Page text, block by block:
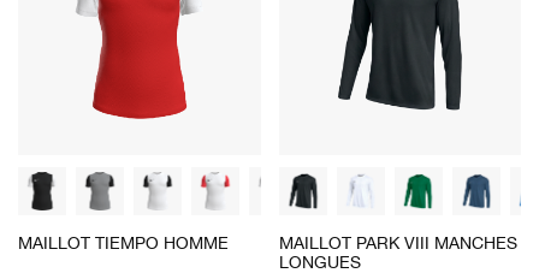
MAILLOT TIEMPO HOMME
MAILLOT PARK VIII MANCHES
LONGUES